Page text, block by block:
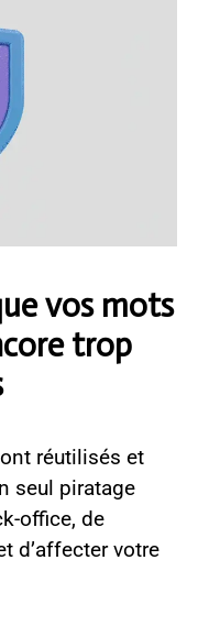
vos mots
trop
réutilisés et
seul piratage
office, de
d’affecter votre